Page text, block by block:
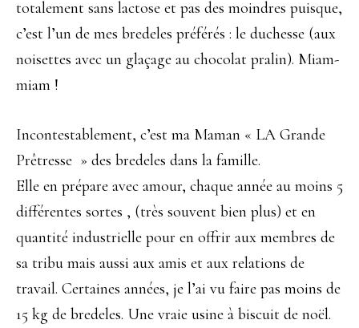
totalement sans lactose et pas des moindres puisque,
c’est l’un de mes bredeles préférés : le duchesse (aux
noisettes avec un glaçage au chocolat pralin). Miam-
miam !
Incontestablement, c’est ma Maman « LA Grande
Prêtresse » des bredeles dans la famille.
Elle en prépare avec amour, chaque année au moins 5
différentes sortes , (très souvent bien plus) et en
quantité industrielle pour en offrir aux membres de
sa tribu mais aussi aux amis et aux relations de
travail. Certaines années, je l’ai vu faire pas moins de
15 kg de bredeles. Une vraie usine à biscuit de noël.